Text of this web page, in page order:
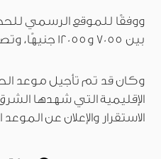
ووفقًا للموقع الرسمي
بين 7055 و12055 جنيهًا، وتصل حتى 15055 جنيهًا.
وكان قد تم تأجيل موعد
الإقليمية التي شهدها
الاستقرار والإعلان عن